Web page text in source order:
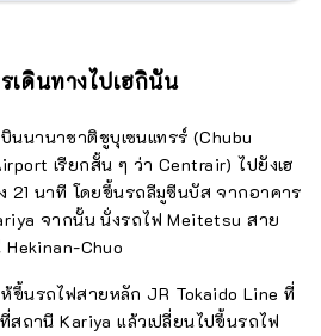
เดินทางไปเฮกินัน
นนานาชาติชูบุเซนแทรร์ (Chubu
เรียกสั้น ๆ ว่า Centrair) ไปยังเฮ
21 นาที โดยขึ้นรถลีมูซีนบัส จากอาคาร
จากนั้น นั่งรถไฟ Meitetsu สาย
Hekinan-Chuo
ขึ้นรถไฟสายหลัก JR Tokaido Line ที่
สถานี Kariya แล้วเปลี่ยนไปขึ้นรถไฟ